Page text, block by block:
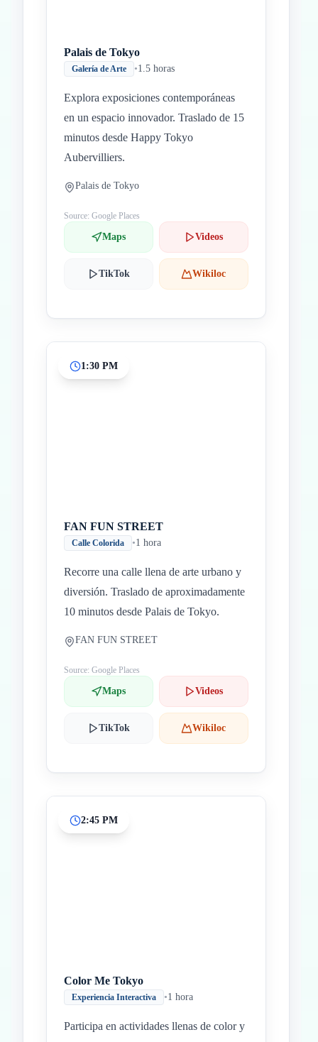
Palais de Tokyo
Galería de Arte •1.5 horas
Explora exposiciones contemporáneas
en un espacio innovador. Traslado de 15
minutos desde Happy Tokyo
Aubervilliers.
Palais de Tokyo
Source: Google Places
Maps Videos
TikTok Wikiloc
1:30 PM
FAN FUN STREET
Calle Colorida •1 hora
Recorre una calle llena de arte urbano y
diversión. Traslado de aproximadamente
10 minutos desde Palais de Tokyo.
FAN FUN STREET
Source: Google Places
Maps Videos
TikTok Wikiloc
2:45 PM
Color Me Tokyo
Experiencia Interactiva •1 hora
Participa en actividades llenas de color y